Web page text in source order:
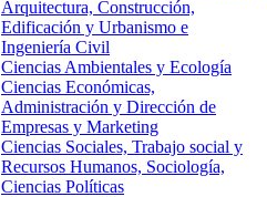
Arquitectura, Construcción,
Edificación y Urbanismo e
Ingeniería Civil
Ciencias Ambientales y Ecología
Ciencias Económicas,
Administración y Dirección de
Empresas y Marketing
Ciencias Sociales, Trabajo social y
Recursos Humanos, Sociología,
Ciencias Políticas